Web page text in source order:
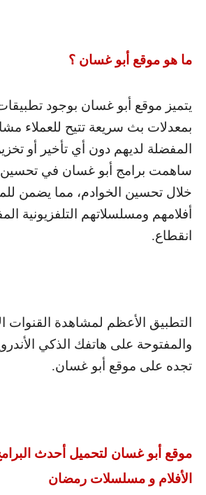
ما هو موقع أبو غسان ؟
يتميز موقع أبو غسان بوجود
بمعدلات بث سريعة تتيح للعملاء
المفضلة لديهم دون أي تأخير أو
ساهمت برامج أبو غسان في تحسين
خلال تحسين الخوادم، مما يضمن
أفلامهم ومسلسلاتهم التلفزيونية
انقطاع.
التطبيق الأعظم لمشاهدة القنوات
والمفتوحة على هاتفك الذكي
تجده على موقع أبو غسان.
موقع أبو غسان لتحميل أحدث
الأفلام و مسلسلات رمضان